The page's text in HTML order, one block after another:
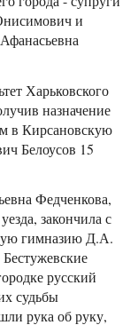
и
Харьковского
назначение
в Кирсановскую
Белоусов 15
Федченкова,
закончила с
гимназию Д.А.
русский
судьбы
рука об руку,